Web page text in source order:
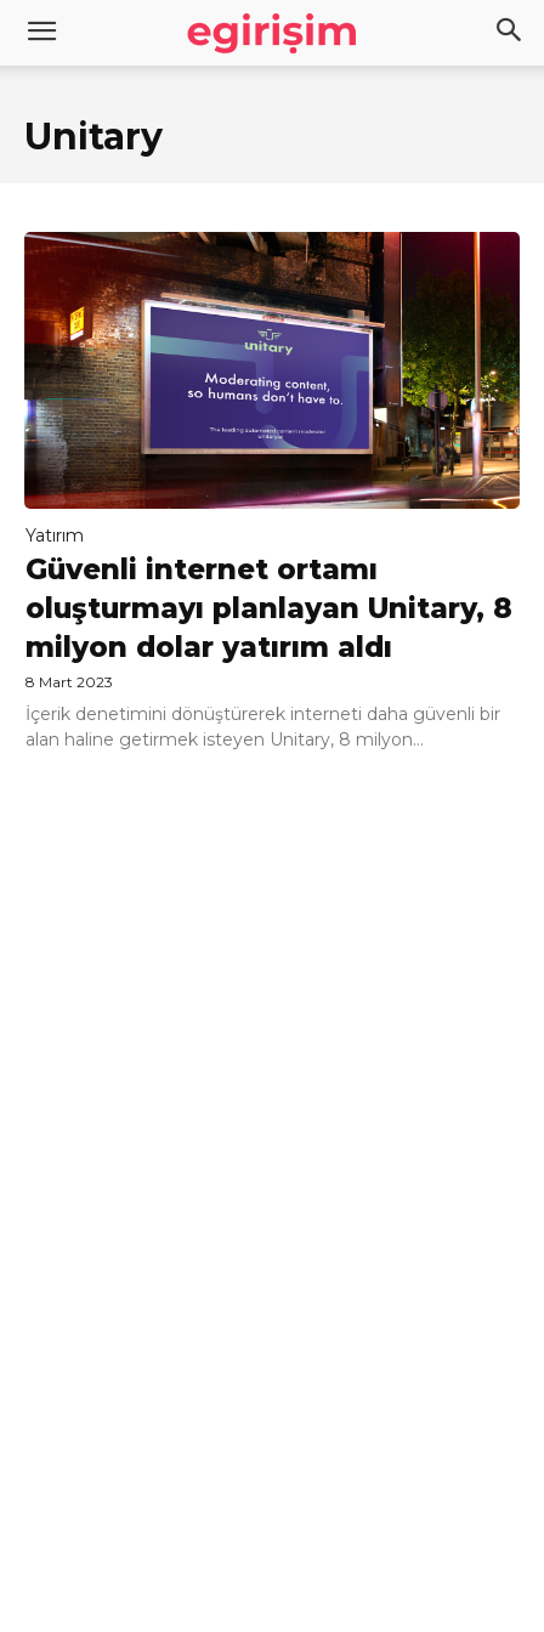
Unitary
Yatırım
Güvenli internet ortamı
oluşturmayı planlayan Unitary, 8
milyon dolar yatırım aldı
8 Mart 2023
İçerik denetimini dönüştürerek interneti daha güvenli bir
alan haline getirmek isteyen Unitary, 8 milyon...